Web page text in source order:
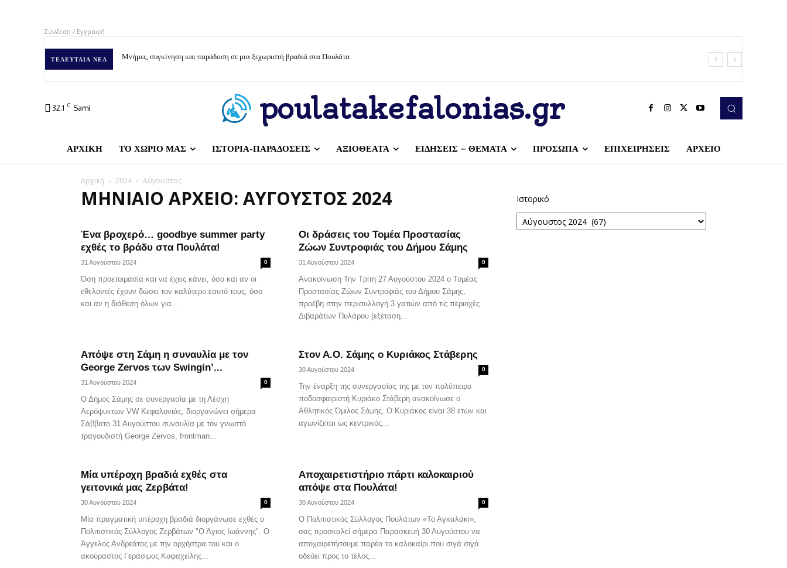
Σύνδεση / Εγγραφή
ΤΕΛΕΥΤΑΊΑ ΝΈΑ Μνήμες, συγκίνηση και παράδοση σε μια ξεχωριστή βραδιά στα Πουλάτα
32.1 C Sami poulatakefalonias.gr
ΑΡΧΙΚΗ ΤΟ ΧΩΡΙΟ ΜΑΣ ΙΣΤΟΡΙΑ-ΠΑΡΑΔΟΣΕΙΣ ΑΞΙΟΘΕΑΤΑ ΕΙΔΗΣΕΙΣ – ΘΕΜΑΤΑ ΠΡΟΣΩΠΑ ΕΠΙΧΕΙΡΗΣΕΙΣ ΑΡΧΕΙΟ
Αρχική 2024 Αύγουστος
ΜΗΝΙΑΊΟ ΑΡΧΕΊΟ: ΑΎΓΟΥΣΤΟΣ 2024
Ένα βροχερό… goodbye summer party
εχθές το βράδυ στα Πουλάτα!
31 Αυγούστου 2024 0
Όση προετοιμασία και να έχεις κάνει, όσο και αν οι
εθελοντές έχουν δώσει τον καλύτερο εαυτό τους, όσο
και αν η διάθεση όλων για...
Οι δράσεις του Τομέα Προστασίας
Ζώων Συντροφιάς του Δήμου Σάμης
31 Αυγούστου 2024 0
Ανακοίνωση Την Τρίτη 27 Αυγούστου 2024 ο Τομέας
Προστασίας Ζώων Συντροφιάς του Δήμου Σάμης,
προέβη στην περισυλλογή 3 γατιών από τις περιοχές
Διβαράτων Πυλάρου (εξέταση...
Απόψε στη Σάμη η συναυλία με τον
George Zervos των Swingin’...
31 Αυγούστου 2024 0
Ο Δήμος Σάμης σε συνεργασία με τη Λέσχη
Αερόψυκτων VW Κεφαλονιάς, διοργανώνει σήμερα
Σάββατο 31 Αυγούστου συναυλία με τον γνωστό
τραγουδιστή George Zervos, frontman...
Στον Α.Ο. Σάμης ο Κυριάκος Στάβερης
30 Αυγούστου 2024 0
Την έναρξη της συνεργασίας της με τον πολύπειρο
ποδοσφαιριστή Κυριάκο Στάβερη ανακοίνωσε ο
Αθλητικός Όμιλος Σάμης. Ο Κυριάκος είναι 38 ετών και
αγωνίζεται ως κεντρικός...
Μία υπέροχη βραδιά εχθές στα
γειτονικά μας Ζερβάτα!
30 Αυγούστου 2024 0
Μία πραγματική υπέροχη βραδιά διοργάνωσε εχθές ο
Πολιτιστικός Σύλλογος Ζερβάτων "Ο Άγιος Ιωάννης". Ο
Άγγελος Ανδρεάτος με την ορχήστρα του και ο
ακούραστος Γεράσιμος Κοψαχείλης...
Αποχαιρετιστήριο πάρτι καλοκαιριού
απόψε στα Πουλάτα!
30 Αυγούστου 2024 0
Ο Πολιτιστικός Σύλλογος Πουλάτων «Το Αγκαλάκι»,
σας προσκαλεί σήμερα Παρασκευή 30 Αυγούστου να
αποχαιρετήσουμε παρέα το καλοκαίρι που σιγά σιγά
οδεύει προς το τέλος...
Ιστορικό